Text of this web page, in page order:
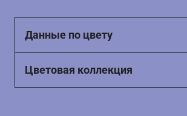
Данные по цвету
Цветовая коллекция